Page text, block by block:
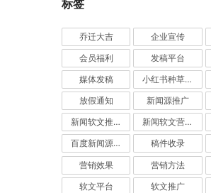
标签
乔迁大吉 企业宣传
会员福利 发稿平台
媒体发稿 小红书种草推广
放假通知 新闻源推广
新闻软文推广发稿 新闻软文营销推广
百度新闻源发布 稿件收录
营销效果 营销方法
软文平台 软文推广